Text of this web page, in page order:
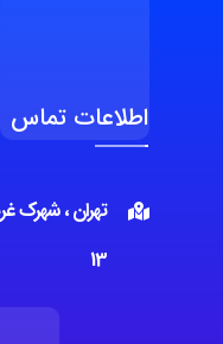
اطلاعات تماس
تهران ، شهرک
13